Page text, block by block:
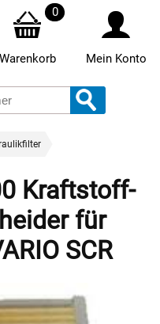
0
Warenkorb Mein Konto
Kraftstoff-
für
SCR